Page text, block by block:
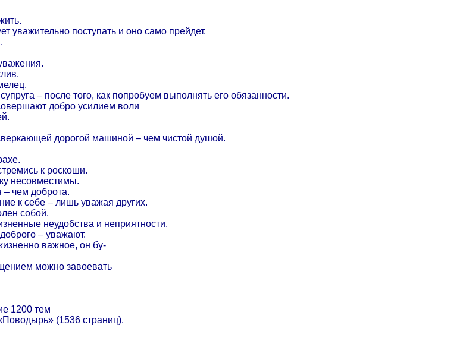
уважительно поступать и оно само прейдет.
– после того, как попробуем выполнять его обязанности.
добро усилием воли
дорогой машиной – чем чистой душой.
к роскоши.
несовместимы.
– чем доброта.
к себе – лишь уважая других.
собой.
неудобства и неприятности.
– уважают.
важное, он бу-
можно завоевать
1200 тем
(1536 страниц).